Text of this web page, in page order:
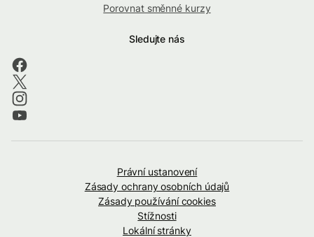
Porovnat směnné kurzy
Sledujte nás
Právní ustanovení
Zásady ochrany osobních údajů
Zásady používání cookies
Stížnosti
Lokální stránky